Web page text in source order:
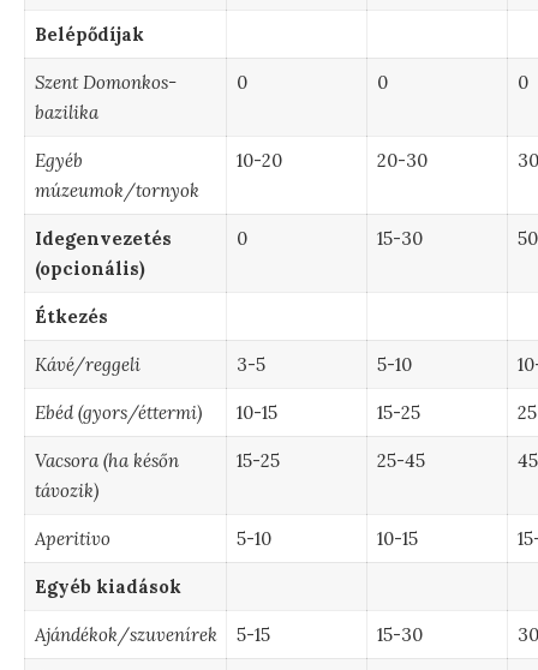
Belépődíjak
Szent Domonkos-
bazilika
0 0 0
Egyéb
múzeumok/tornyok
10-20 20-30
Idegenvezetés
(opcionális)
0 15-30
Étkezés
Kávé/reggeli 3-5 5-10
Ebéd (gyors/éttermi) 10-15 15-25
Vacsora (ha későn
távozik)
15-25 25-45
Aperitivo 5-10 10-15
Egyéb kiadások
Ajándékok/szuvenírek 5-15 15-30